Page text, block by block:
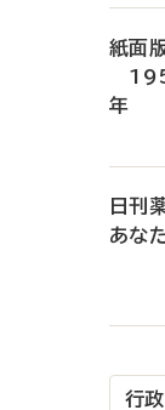
紙面
年
日刊
あな
行